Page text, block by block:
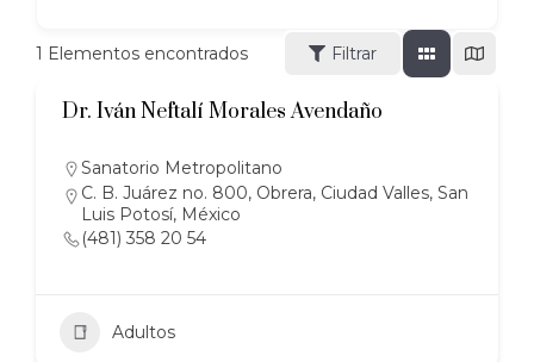
1 Elementos encontrados Filtrar
Dr. Iván Neftalí Morales Avendaño
Sanatorio Metropolitano
C. B. Juárez no. 800, Obrera, Ciudad Valles, San
Luis Potosí, México
(481) 358 20 54
Adultos